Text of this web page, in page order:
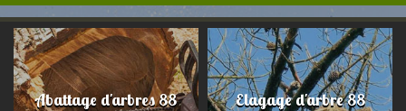
Abattage d'arbres 88 Elagage d'arbre 88